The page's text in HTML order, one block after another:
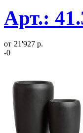
Арт.:
от 21'927 р.
-0